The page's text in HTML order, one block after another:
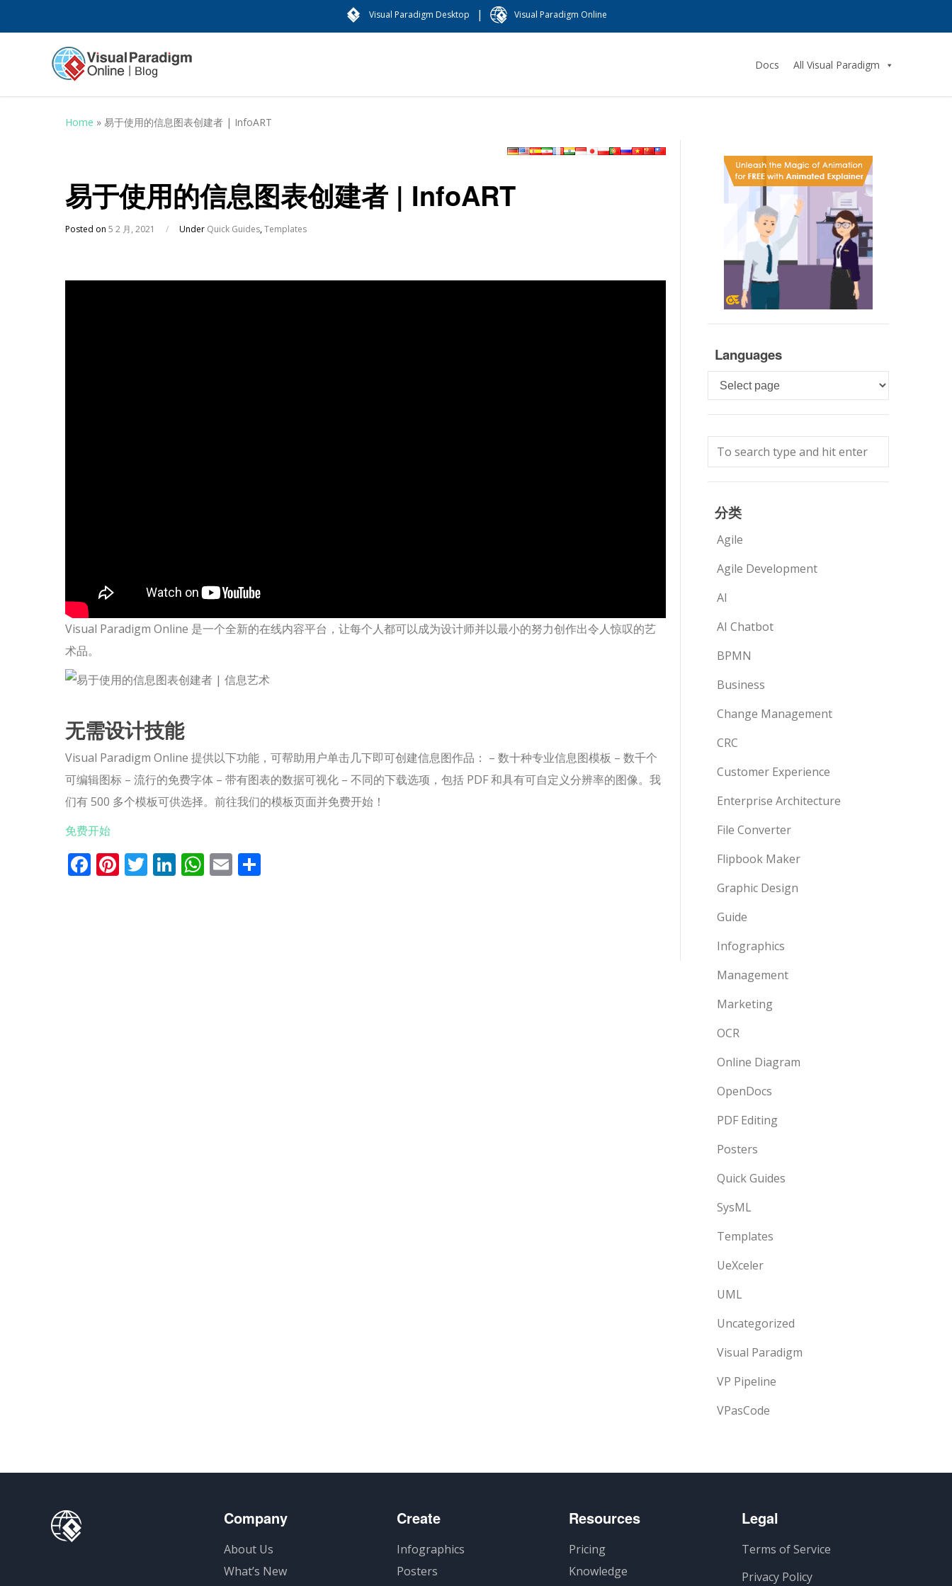
Visual Paradigm Desktop | Visual Paradigm Online
Docs All Visual Paradigm
Home » 易于使用的信息图表创建者 | InfoART
易于使用的信息图表创建者 | InfoART
Posted on 5 2 月, 2021 / Under Quick Guides,Templates
Visual Paradigm Online 是一个全新的在线内容平台，让每个人都可以成为设计师并以最小的努力创作出令人惊叹的艺
术品。
无需设计技能
Visual Paradigm Online 提供以下功能，可帮助用户单击几下即可创建信息图作品： – 数十种专业信息图模板 – 数千个
可编辑图标 – 流行的免费字体 – 带有图表的数据可视化 – 不同的下载选项，包括 PDF 和具有可自定义分辨率的图像。我
们有 500 多个模板可供选择。前往我们的模板页面并免费开始！
免费开始
Facebook
Pinterest
Twitter
LinkedIn
WhatsApp
Email
Languages
Languages
分类
Agile
Agile Development
AI
AI Chatbot
BPMN
Business
Change Management
CRC
Customer Experience
Enterprise Architecture
File Converter
Flipbook Maker
Graphic Design
Guide
Infographics
Management
Marketing
OCR
Online Diagram
OpenDocs
PDF Editing
Posters
Quick Guides
SysML
Templates
UeXceler
UML
Uncategorized
Visual Paradigm
VP Pipeline
VPasCode
Company
About Us
What’s New
Create
Infographics
Posters
Resources
Pricing
Knowledge
Legal
Terms of Service
Privacy Policy